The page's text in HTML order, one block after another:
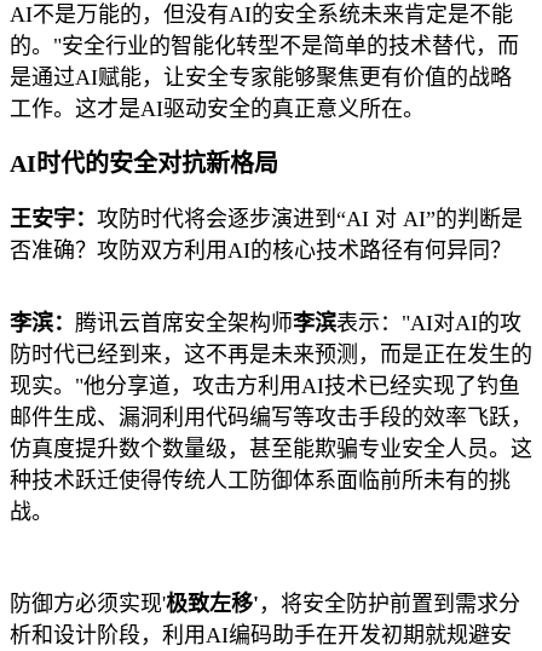
AI不是万能的，但没有AI的安全系统未来肯定是不能
的。"安全行业的智能化转型不是简单的技术替代，而
是通过AI赋能，让安全专家能够聚焦更有价值的战略
工作。这才是AI驱动安全的真正意义所在。
AI时代的安全对抗新格局
王安宇： 攻防时代将会逐步演进到“AI 对 AI”的判断是
否准确？攻防双方利用AI的核心技术路径有何异同？
李滨： 腾讯云首席安全架构师李滨表示："AI对AI的攻
防时代已经到来，这不再是未来预测，而是正在发生的
现实。"他分享道，攻击方利用AI技术已经实现了钓鱼
邮件生成、漏洞利用代码编写等攻击手段的效率飞跃，
仿真度提升数个数量级，甚至能欺骗专业安全人员。这
种技术跃迁使得传统人工防御体系面临前所未有的挑
战。
防御方必须实现'极致左移' ，将安全防护前置到需求分
析和设计阶段，利用AI编码助手在开发初期就规避安